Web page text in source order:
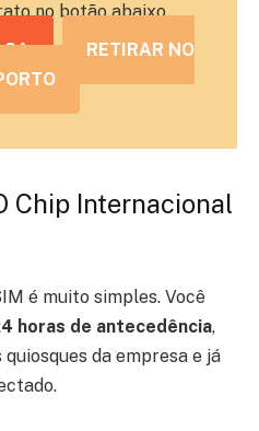
no botão abaixo.
RETIRAR NO
Chip Internacional
é muito simples. Você
horas de antecedência,
da empresa e já